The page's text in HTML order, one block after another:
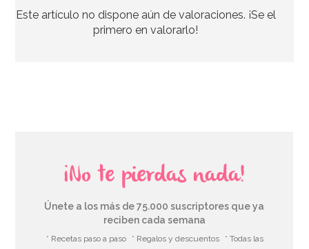
2,35€
Este artículo no dispone aún de valoraciones. ¡Se el
primero en valorarlo!
¡No te pierdas nada!
Únete a los más de 75.000 suscriptores que ya
reciben cada semana
* Recetas paso a paso * Regalos y descuentos
* Todas las